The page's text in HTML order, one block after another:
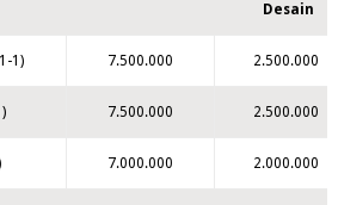
Desain
1) 7.500.000 2.500.000
7.500.000 2.500.000
7.000.000 2.000.000